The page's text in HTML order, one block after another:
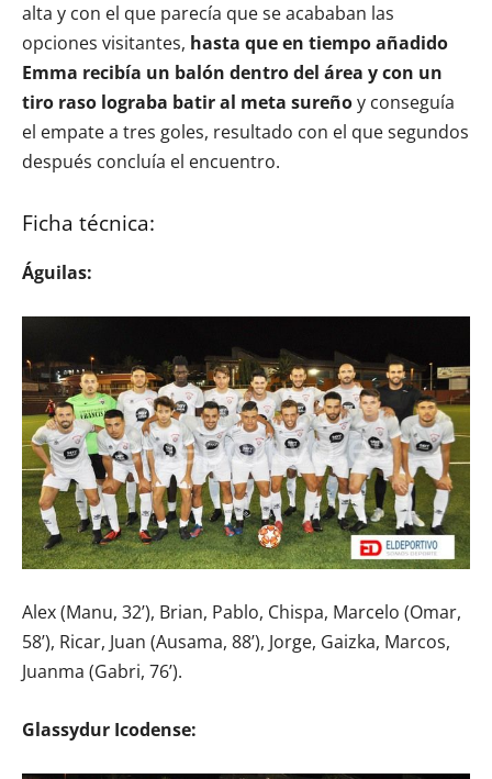
alta y con el que parecía que se acababan las
opciones visitantes, hasta que en tiempo añadido
Emma recibía un balón dentro del área y con un
tiro raso lograba batir al meta sureñoy conseguía
el empate a tres goles, resultado con el que segundos
después concluía el encuentro.
Ficha técnica:
Águilas:
Alex (Manu, 32’), Brian, Pablo, Chispa, Marcelo (Omar,
58’), Ricar, Juan (Ausama, 88’), Jorge, Gaizka, Marcos,
Juanma (Gabri, 76’).
Glassydur Icodense: